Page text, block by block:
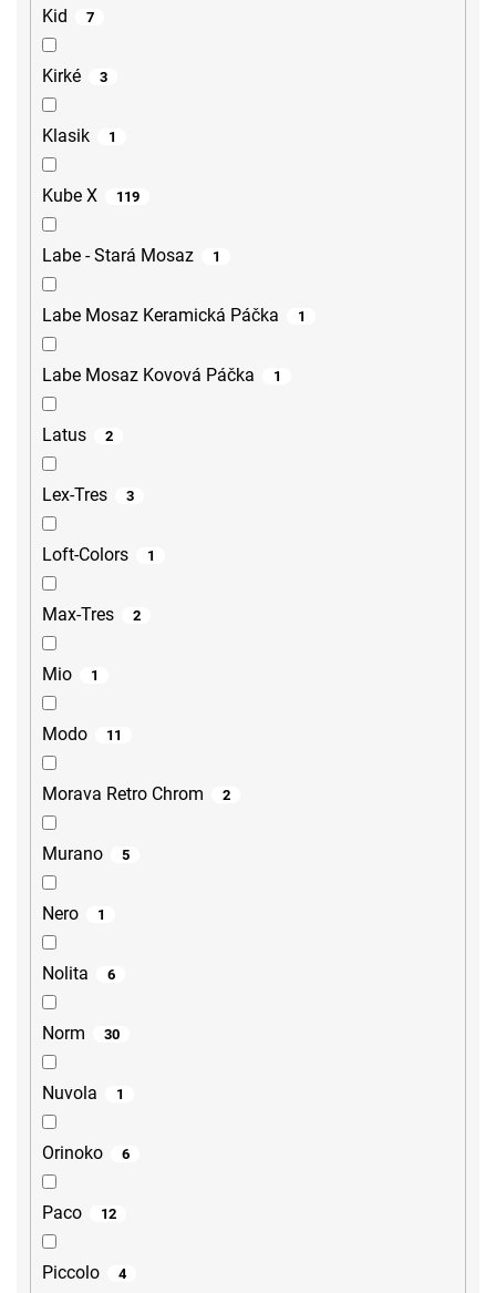
Kid 7
Kirké 3
Klasik 1
Kube X 119
Labe - Stará Mosaz 1
Labe Mosaz Keramická Páčka 1
Labe Mosaz Kovová Páčka 1
Latus 2
Lex-Tres 3
Loft-Colors 1
Max-Tres 2
Mio 1
Modo 11
Morava Retro Chrom 2
Murano 5
Nero 1
Nolita 6
Norm 30
Nuvola 1
Orinoko 6
Paco 12
Piccolo 4